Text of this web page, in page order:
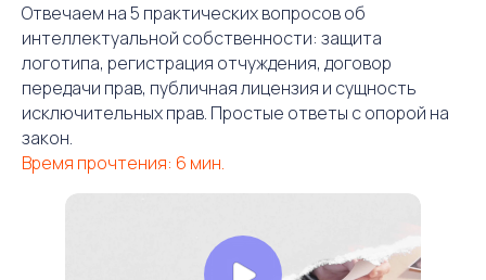
Отвечаем на 5 практических вопросов об
интеллектуальной собственности: защита
логотипа, регистрация отчуждения, договор
передачи прав, публичная лицензия и сущность
исключительных прав. Простые ответы с опорой на
закон.
Время прочтения: 6 мин.